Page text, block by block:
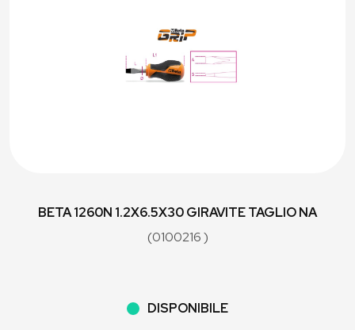
BETA 1260N 1.2X6.5X30 GIRAVITE TAGLIO NA
(0100216 )
DISPONIBILE